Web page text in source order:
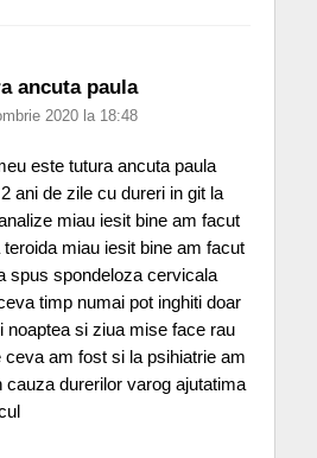
ancuta paula
2020 la 18:48
este tutura ancuta paula
ani de zile cu dureri in git la
miau iesit bine am facut
miau iesit bine am facut
spus spondeloza cervicala
timp numai pot inghiti doar
noaptea si ziua mise face rau
am fost si la psihiatrie am
cauza durerilor varog ajutatima